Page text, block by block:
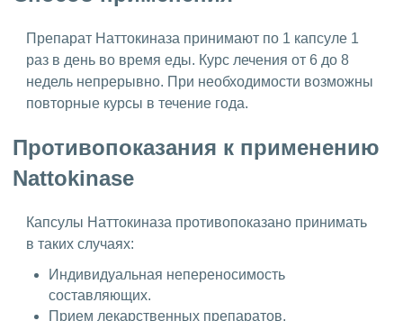
Препарат Наттокиназа принимают по 1 капсуле 1
раз в день во время еды. Курс лечения от 6 до 8
недель непрерывно. При необходимости возможны
повторные курсы в течение года.
Противопоказания к применению
Nattokinase
Капсулы Наттокиназа противопоказано принимать
в таких случаях:
Индивидуальная непереносимость
составляющих.
Прием лекарственных препаратов,